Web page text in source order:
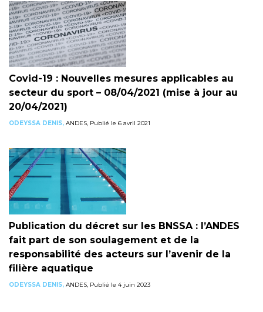
Covid-19 : Nouvelles mesures applicables au
secteur du sport – 08/04/2021 (mise à jour au
20/04/2021)
ODEYSSA DENIS, ANDES, Publié le 6 avril 2021
Publication du décret sur les BNSSA : l’ANDES
fait part de son soulagement et de la
responsabilité des acteurs sur l’avenir de la
filière aquatique
ODEYSSA DENIS, ANDES, Publié le 4 juin 2023